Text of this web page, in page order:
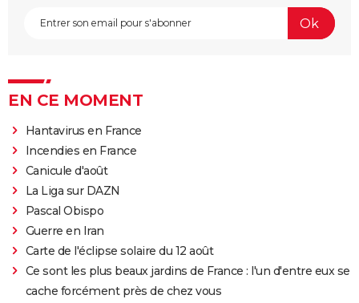
EN CE MOMENT
Hantavirus en France
Incendies en France
Canicule d'août
La Liga sur DAZN
Pascal Obispo
Guerre en Iran
Carte de l'éclipse solaire du 12 août
Ce sont les plus beaux jardins de France : l'un d'entre eux se
cache forcément près de chez vous